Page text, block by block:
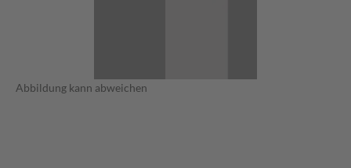
Abbildung kann abweichen